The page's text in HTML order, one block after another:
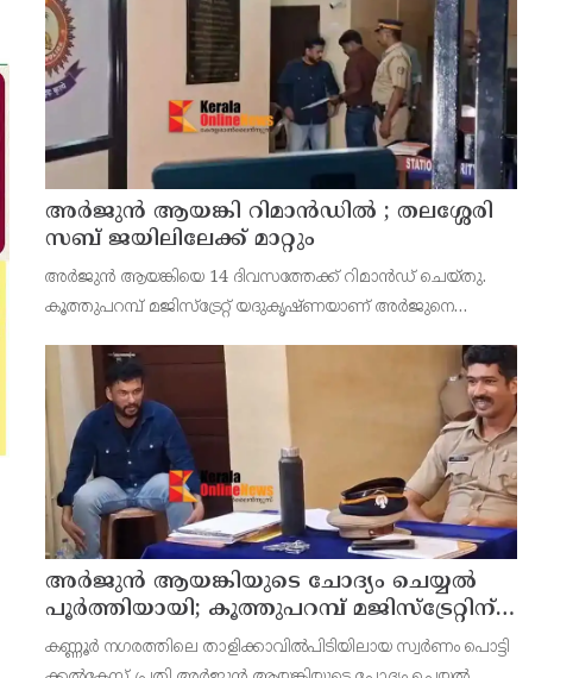
അര്‍ജുന്‍ ആയങ്കി റിമാന്‍ഡില്‍ ; തലശ്ശേരി
സബ് ജയിലിലേക്ക് മാറ്റും
അർജുൻ ആയങ്കിയെ 14 ദിവസത്തേക്ക് റിമാൻഡ് ചെയ്തു.
കൂത്തുപറമ്പ് മജിസ്ട്രേറ്റ് യദുകൃഷ്ണയാണ് അർജുനെ
ഭീഷണിപ്പെടുത്തിയെന്നാരോപിച്ച് ‌
അര്‍ജുന്‍ ആയങ്കിയുടെ ചോദ്യം ചെയ്യല്‍
പൂര്‍ത്തിയായി; കൂത്തുപറമ്പ് മജിസ്ട്രേറ്റിന്
മുൻപില്‍ ഹാജരാക്കും
കണ്ണൂർ നഗരത്തിലെ താളിക്കാവിൽപിടിയിലായ സ്വർണം പൊട്ടി